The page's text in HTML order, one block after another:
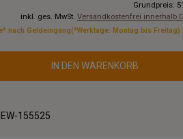
Grundpreis:
inkl. ges. MwSt. Versandkostenfrei innerhalb
nach Geldeingang(*Werktage: Montag bis Freitag)
IN DEN WARENKORB
155525